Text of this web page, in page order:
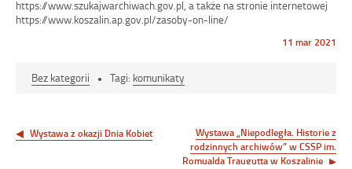
https://www.szukajwarchiwach.gov.pl, a także na stronie internetowej
https://www.koszalin.ap.gov.pl/zasoby-on-line/
Opublikowano
11 mar 2021
Bez kategorii Tagi: komunikaty
wpisu
Wystawa z okazji Dnia Kobiet
Wystawa „Niepodległa. Historie z
rodzinnych archiwów” w CSSP im.
Romualda Traugutta w Koszalinie